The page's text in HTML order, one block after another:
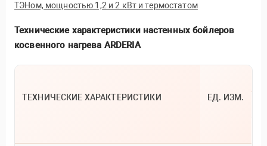
ТЭНом, мощностью 1,2 и 2 кВт и термостатом
Технические характеристики настенных бойлеров
косвенного нагрева ARDERIA
ТЕХНИЧЕСКИЕ ХАРАКТЕРИСТИКИ ЕД. ИЗМ.